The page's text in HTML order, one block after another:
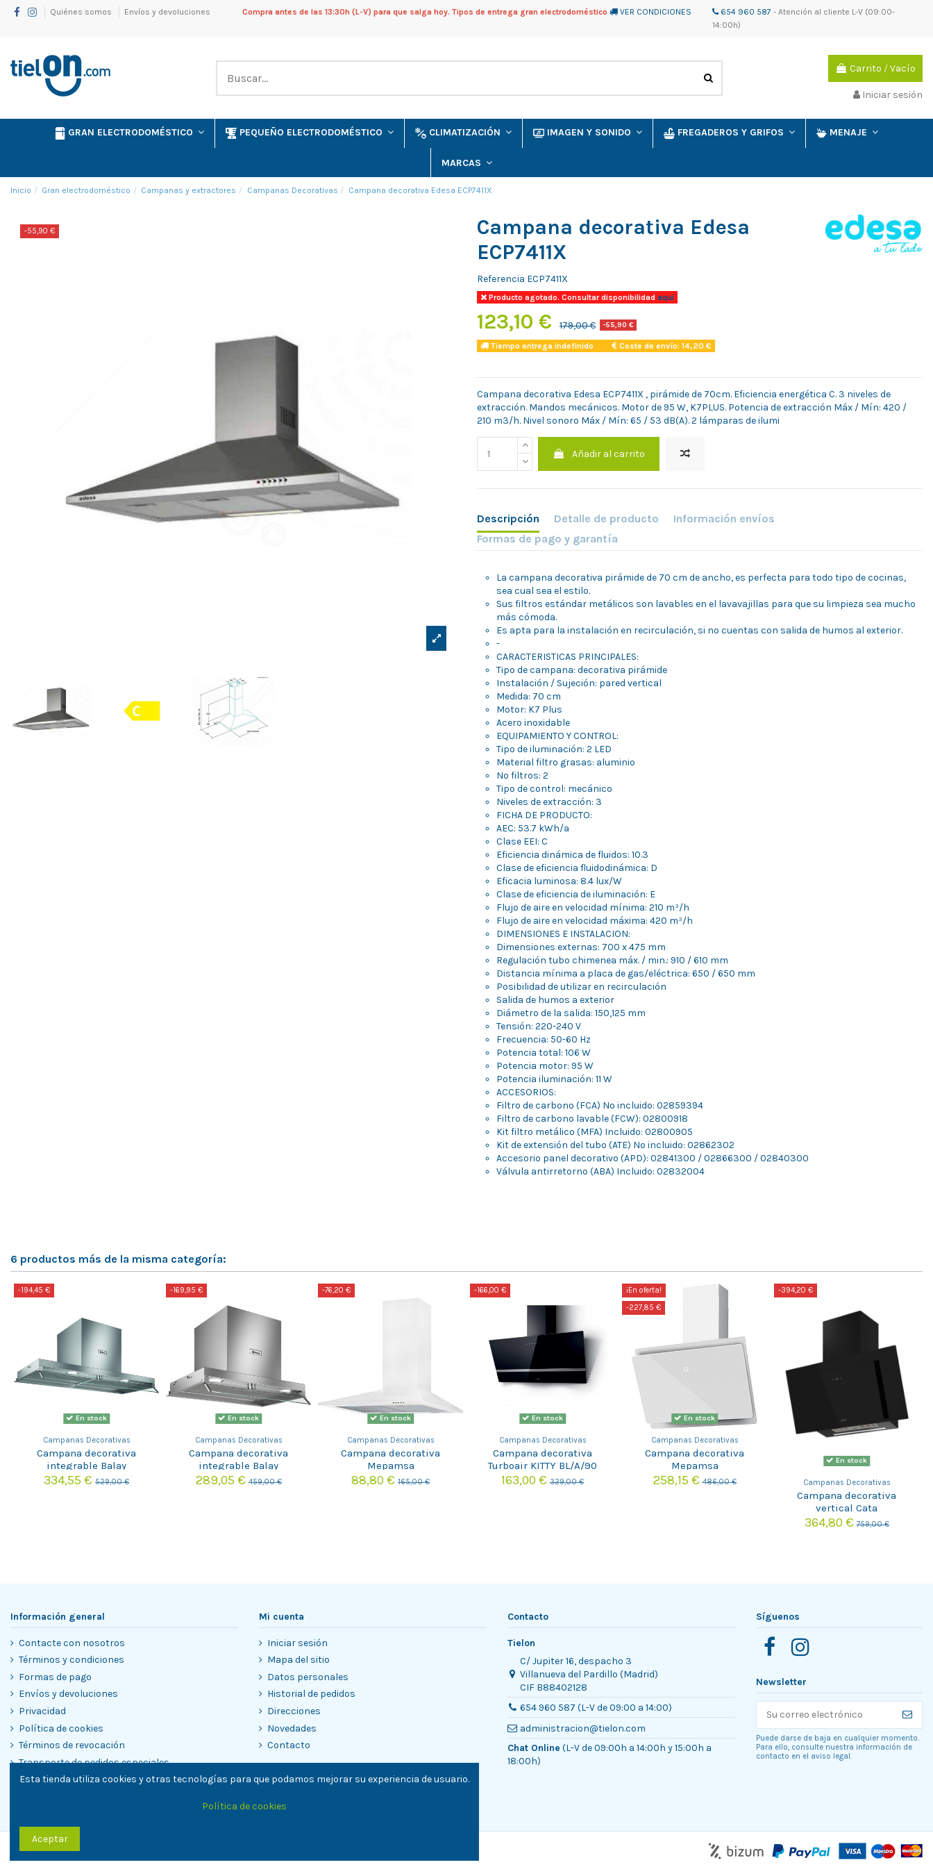
Quiénes somos Envíos y devoluciones Compra antes de las 13:30h (L-V) para que salga hoy. Tipos de entrega gran electrodoméstico VER CONDICIONES 654 960 587 - Atención al cliente L-V (09:00-
14:00h)
Carrito /Vacío
Iniciar sesión
GRAN ELECTRODOMÉSTICO PEQUEÑO ELECTRODOMÉSTICO CLIMATIZACIÓN IMAGEN Y SONIDO FREGADEROS Y GRIFOS MENAJE
MARCAS
Inicio Gran electrodoméstico Campanas y extractores Campanas Decorativas Campana decorativa Edesa ECP7411X
-55,90 €
Campana decorativa Edesa
ECP7411X
Referencia ECP7411X
Producto agotado. Consultar disponibilidadaqui
123,10 € 179,00 € -55,90 €
Tiempo entrega indefinido Coste de envío: 14,20 €
Campana decorativa Edesa ECP7411X , pirámide de 70cm. Eficiencia energética C. 3 niveles de
extracción. Mandos mecánicos. Motor de 95 W, K7PLUS. Potencia de extracción Máx / Mín: 420 /
210 m3/h. Nivel sonoro Máx / Mín: 65 / 53 dB(A). 2 lámparas de ilumi
Añadir al carrito
Descripción Detalle de producto
Información envíos
Formas de pago y garantía
La campana decorativa pirámide de 70 cm de ancho, es perfecta para todo tipo de cocinas,
sea cual sea el estilo.
Sus filtros estándar metálicos son lavables en el lavavajillas para que su limpieza sea mucho
más cómoda.
Es apta para la instalación en recirculación, si no cuentas con salida de humos al exterior.
-
CARACTERISTICAS PRINCIPALES:
Tipo de campana: decorativa pirámide
Instalación / Sujeción: pared vertical
Medida: 70 cm
Motor: K7 Plus
Acero inoxidable
EQUIPAMIENTO Y CONTROL:
Tipo de iluminación: 2 LED
Material filtro grasas: aluminio
Nº filtros: 2
Tipo de control: mecánico
Niveles de extracción: 3
FICHA DE PRODUCTO:
AEC: 53.7 kWh/a
Clase EEI: C
Eficiencia dinámica de fluidos: 10.3
Clase de eficiencia fluidodinámica: D
Eficacia luminosa: 8.4 lux/W
Clase de eficiencia de iluminación: E
Flujo de aire en velocidad mínima: 210 m³/h
Flujo de aire en velocidad máxima: 420 m³/h
DIMENSIONES E INSTALACION:
Dimensiones externas: 700 x 475 mm
Regulación tubo chimenea máx. / min.: 910 / 610 mm
Distancia mínima a placa de gas/eléctrica: 650 / 650 mm
Posibilidad de utilizar en recirculación
Salida de humos a exterior
Diámetro de la salida: 150,125 mm
Tensión: 220-240 V
Frecuencia: 50-60 Hz
Potencia total: 106 W
Potencia motor: 95 W
Potencia iluminación: 11 W
ACCESORIOS:
Filtro de carbono (FCA) No incluido: 02859394
Filtro de carbono lavable (FCW): 02800918
Kit filtro metálico (MFA) Incluido: 02800905
Kit de extensión del tubo (ATE) No incluido: 02862302
Accesorio panel decorativo (APD): 02841300 / 02866300 / 02840300
Válvula antirretorno (ABA) Incluido: 02832004
6 productos más de la misma categoría:
-194,45 €
En stock
Campanas Decorativas
Campana decorativa
integrable Balay
3BD896MX
334,55 € 529,00 €
-169,95 €
En stock
Campanas Decorativas
Campana decorativa
integrable Balay
3BD866MX
289,05 €459,00 €
-76,20 €
En stock
Campanas Decorativas
Campana decorativa
Mepamsa
PIRAMIDEPLUS60BLANCA
88,80 € 165,00 €
-166,00 €
En stock
Campanas Decorativas
Campana decorativa
Turboair KITTY BL/A/90
163,00 € 329,00 €
¡En oferta!
-227,85 €
En stock
Campanas Decorativas
Campana decorativa
Mepamsa
LUNAPLUS90BLANCA
258,15 €486,00 €
-394,20 €
En stock
Campanas Decorativas
Campana decorativa
vertical Cata
THALASSAPRO900GBK
364,80 €759,00 €
Información general
Contacte con nosotros
Términos y condiciones
Formas de pago
Envíos y devoluciones
Privacidad
Política de cookies
Términos de revocación
Transporte de pedidos especiales
Garantías
Mi cuenta
Iniciar sesión
Mapa del sitio
Datos personales
Historial de pedidos
Direcciones
Novedades
Contacto
Contacto
Tielon
C/ Jupiter 16, despacho 3
Villanueva del Pardillo (Madrid)
CIF B88402128
654 960 587 (L-V de 09:00 a 14:00)
administracion@tielon.com
Chat Online (L-V de 09:00h a 14:00h y 15:00h a
18:00h)
Síguenos
Newsletter
Puede darse de baja en cualquier momento.
Para ello, consulte nuestra información de
contacto en el aviso legal.
TielON.com © 2023. Todos los derechos reservados
Esta tienda utiliza cookies y otras tecnologías para que podamos mejorar su experiencia de usuario.
Política de cookies
Aceptar